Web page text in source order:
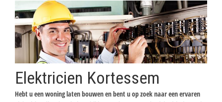
Elektricien Kortessem
Hebt u een woning laten bouwen en bent u op zoek naar een ervaren